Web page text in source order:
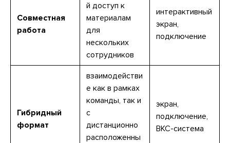
Совместная
работа
й доступ к
материалам
для
нескольких
сотрудников
интерактивный
экран,
подключение
Гибридный
формат
взаимодействи
е как в рамках
команды, так и
с
дистанционно
расположенны
экран,
подключение,
ВКС-система